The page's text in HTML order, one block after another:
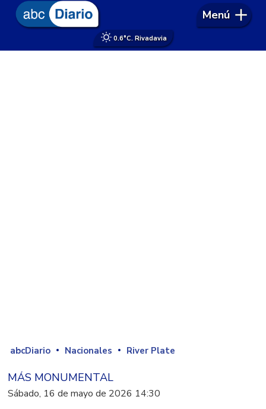
0.6°C. Rivadavia
Menú
abcDiario Nacionales River Plate
MÁS MONUMENTAL
Sábado, 16 de mayo de 2026 14:30